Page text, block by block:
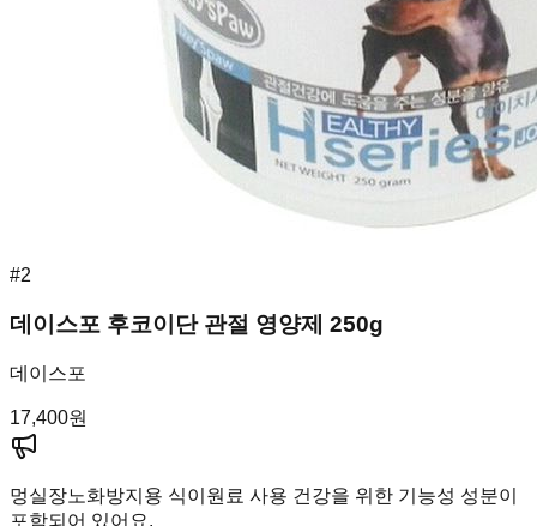
#2
데이스포 후코이단 관절 영양제 250g
데이스포
17,400원
멍실장노화방지용 식이원료 사용 건강을 위한 기능성 성분이
포함되어 있어요.